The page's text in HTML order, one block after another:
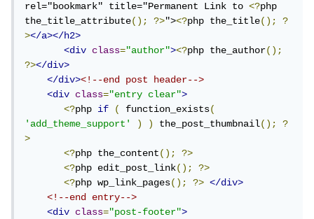
rel="bookmark" title="Permanent Link to <?php
the_title_attribute(); ?>"><?php the_title();
?
></a></h2>
<div
class="author"><?php the_author();
?></div>
</div><!--end post header-->
<div
class="entry clear">
<?php if ( function_exists(
'add_theme_support'
) ) the_post_thumbnail();
?
>
<?php the_content();
?>
<?php edit_post_link();
?>
<?php wp_link_pages(); ?>
</div>
<!--end entry-->
<div
class="post-footer">